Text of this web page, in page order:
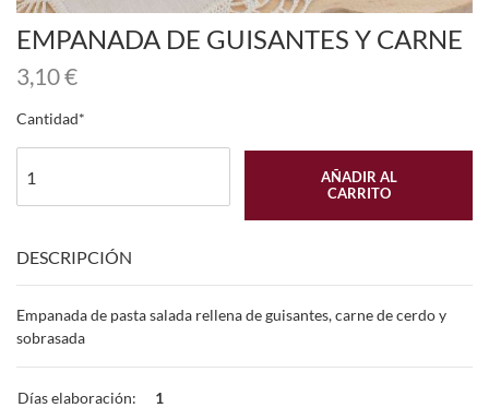
EMPANADA DE GUISANTES Y CARNE
3,10€
Cantidad
AÑADIR AL
CARRITO
DESCRIPCIÓN
Empanada de pasta salada rellena de guisantes, carne de cerdo y
sobrasada
Días elaboración:
1